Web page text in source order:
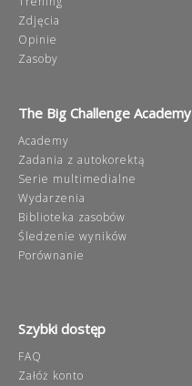
Zdjęcia
Opinie
Zasoby
The Big Challenge Academy
Academy
Zadania z autokorektą
Serie multimedialne
Wydarzenia
Biblioteka zasobów
Śledzenie wyników
Porównanie
Szybki dostęp
FAQ
Załóż konto